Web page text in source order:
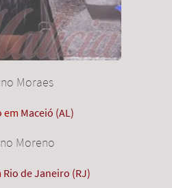
Moraes
em Maceió (AL)
Moreno
Rio de Janeiro (RJ)